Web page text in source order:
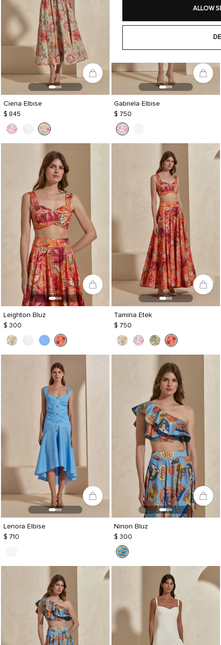
ALLOW
Ciena Elbise
$ 845
Gabriela Elbise
$ 750
Leighton Bluz
$ 300
Tamina Etek
$ 750
Lenora Elbise
$ 710
Ninon Bluz
$ 300